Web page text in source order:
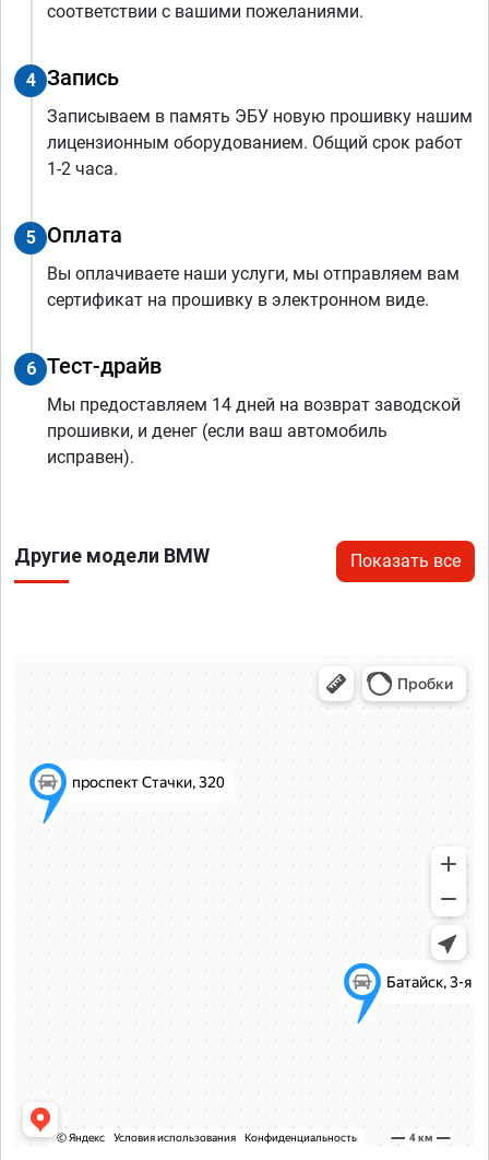
соответствии с вашими пожеланиями.
4 Запись
Записываем в память ЭБУ новую прошивку нашим
лицензионным оборудованием. Общий срок работ
1-2 часа.
5 Оплата
Вы оплачиваете наши услуги, мы отправляем вам
сертификат на прошивку в электронном виде.
6 Тест-драйв
Мы предоставляем 14 дней на возврат заводской
прошивки, и денег (если ваш автомобиль
исправен).
Другие модели BMW Показать все